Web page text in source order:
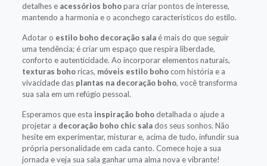
detalhes e acessórios bohopara criar pontos de interesse,
mantendo a harmonia e o aconchego característicos do estilo.
Adotar o estilo boho decoração salaé mais do que seguir
uma tendência; é criar um espaço que respira liberdade,
conforto e autenticidade. Ao incorporar elementos naturais,
texturas bohoricas, móveis estilo bohocom história e a
vivacidade das plantas na decoração boho, você transforma
sua sala em um refúgio pessoal.
Esperamos que esta inspiração bohodetalhada o ajude a
projetar a decoração boho chic salados seus sonhos. Não
hesite em experimentar, misturar e, acima de tudo, infundir sua
própria personalidade em cada canto. Comece hoje a sua
jornada e veja sua sala ganhar uma alma nova e vibrante!